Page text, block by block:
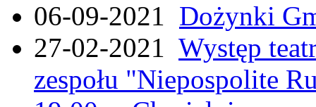
06-09-2021 Dożynki
27-02-2021 Występ
zespołu "Niepospolite